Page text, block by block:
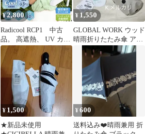
¥2,800
Radicool RCP1 中古
品。 高遮熱、 UV カッ
ト、 高遮光
¥ 1,550
GLOBAL WORK ウッド
晴雨折りたたみ傘 アイ
ボリードット
¥ 1,500
★新品未使用
¥600
送料込み❤️晴雨兼用 折